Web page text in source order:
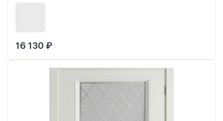
16 130 ₽